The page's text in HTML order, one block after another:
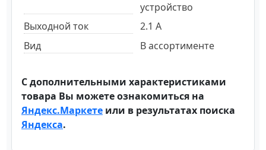
устройство
Выходной ток
2.1 А
Вид
В ассортименте
С дополнительными характеристиками
товара Вы можете ознакомиться на
Яндекс.Маркете или в результатах поиска
Яндекса.